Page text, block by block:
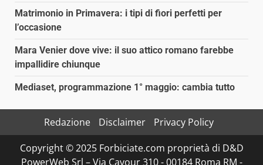
Matrimonio in Primavera: i tipi di fiori perfetti per
l’occasione
Mara Venier dove vive: il suo attico romano farebbe
impallidire chiunque
Mediaset, programmazione 1° maggio: cambia tutto
Redazione Disclaimer
Privacy Policy
Copyright © 2025 Forbiciate.com proprietà di D&D
PowerWeb Srl – Via Cavour 310 - 00184 Roma RM -